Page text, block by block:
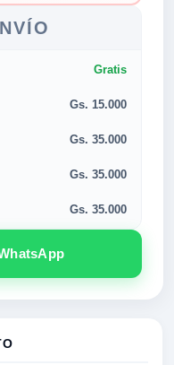
Gratis
Gs. 15.000
Gs. 35.000
Gs. 35.000
Gs. 35.000